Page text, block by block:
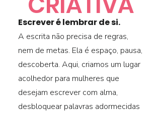
Escrever é lembrar de si.
A escrita não precisa de regras,
nem de metas. Ela é espaço, pausa,
descoberta. Aqui, criamos um lugar
acolhedor para mulheres que
desejam escrever com alma,
desbloquear palavras adormecidas